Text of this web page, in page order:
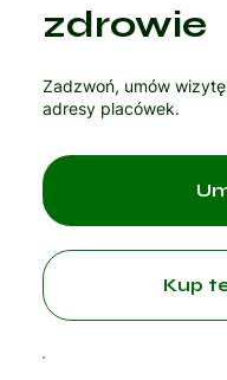
zdrowie
Zadzwoń, umów
adresy placówek.
Kup